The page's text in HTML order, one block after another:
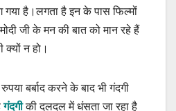
है।लगता है इन के पास फिल्मों
जी के मन की बात को मान रहे हैं
क्यों न हो।
बर्बाद करने के बाद भी गंदगी
गंदगीकी दलदल में धंसता जा रहा है